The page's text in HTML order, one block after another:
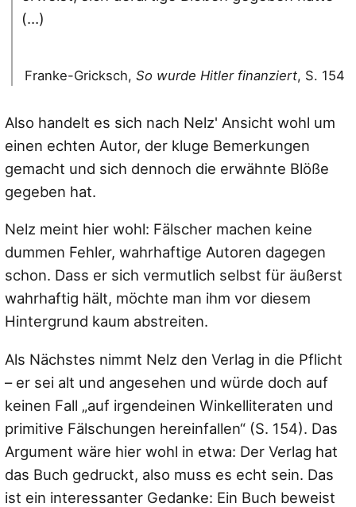
(…)
Franke-Gricksch, So wurde Hitler finanziert, S. 154
Also handelt es sich nach Nelz' Ansicht wohl um
einen echten Autor, der kluge Bemerkungen
gemacht und sich dennoch die erwähnte Blöße
gegeben hat.
Nelz meint hier wohl: Fälscher machen keine
dummen Fehler, wahrhaftige Autoren dagegen
schon. Dass er sich vermutlich selbst für äußerst
wahrhaftig hält, möchte man ihm vor diesem
Hintergrund kaum abstreiten.
Als Nächstes nimmt Nelz den Verlag in die Pflicht
– er sei alt und angesehen und würde doch auf
keinen Fall „auf irgendeinen Winkelliteraten und
primitive Fälschungen hereinfallen“ (S. 154). Das
Argument wäre hier wohl in etwa: Der Verlag hat
das Buch gedruckt, also muss es echt sein. Das
ist ein interessanter Gedanke: Ein Buch beweist